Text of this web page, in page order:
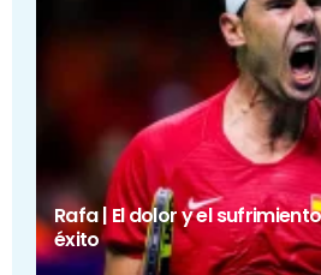
Rafa | El dolor y el
éxito